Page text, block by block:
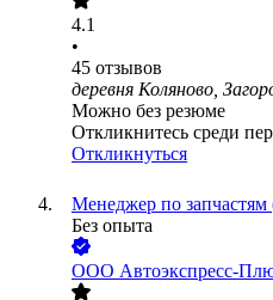
4.1
•
45 отзывов
деревня Коляново,
Можно без резюме
Откликнитесь среди
Откликнуться
Менеджер по запчастям
Без опыта
ООО Автоэкспресс-